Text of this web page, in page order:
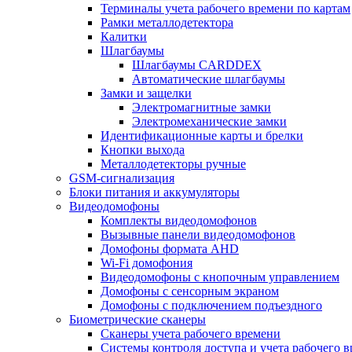
Терминалы учета рабочего времени по картам
Рамки металлодетектора
Калитки
Шлагбаумы
Шлагбаумы CARDDEX
Автоматические шлагбаумы
Замки и защелки
Электромагнитные замки
Электромеханические замки
Идентификационные карты и брелки
Кнопки выхода
Металлодетекторы ручные
GSM-сигнализация
Блоки питания и аккумуляторы
Видеодомофоны
Комплекты видеодомофонов
Вызывные панели видеодомофонов
Домофоны формата AHD
Wi-Fi домофония
Видеодомофоны с кнопочным управлением
Домофоны с сенсорным экраном
Домофоны с подключением подъездного
Биометрические сканеры
Сканеры учета рабочего времени
Системы контроля доступа и учета рабочего